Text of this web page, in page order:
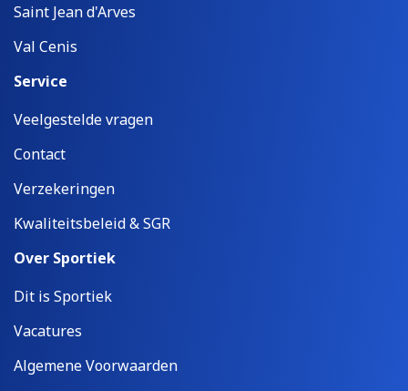
Saint Jean d'Arves
Val Cenis
Service
Veelgestelde vragen
Contact
Verzekeringen
Kwaliteitsbeleid & SGR
Over Sportiek
Dit is Sportiek
Vacatures
Algemene Voorwaarden